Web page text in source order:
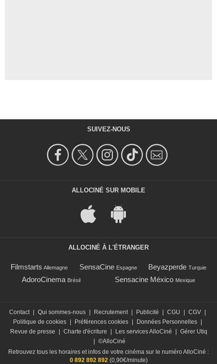
SUIVEZ-NOUS
ALLOCINÉ SUR MOBILE
ALLOCINÉ À L'ÉTRANGER
Filmstarts Allemagne SensaCine Espagne Beyazperde Turquie
AdoroCinema Brésil Sensacine México Mexique
Contact Qui sommes-nous Recrutement Publicité CGU CGV
Politique de cookies
Préférences cookies Données Personnelles
Revue de presse
Charte d'écriture Les services AlloCiné
Gérer Utiq
©AlloCiné
Retrouvez tous les horaires et infos de votre cinéma sur le numéro AlloCiné :
0 892 892 892(0,90€/minute)